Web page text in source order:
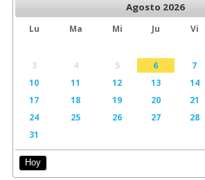
Agosto 2026
Lu Ma Mi Ju Vi
3
4 5 6 7
10
11 12 13 14
17
18 19 20 21
24
25 26 27 28
31
Hoy